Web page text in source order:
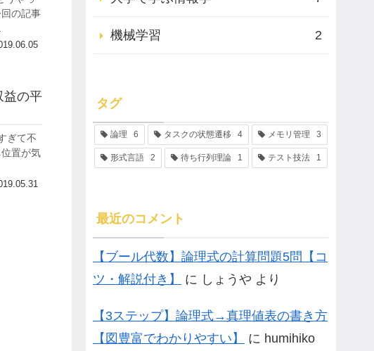
の記事
益の平
ぎて不
置が気
機械学習 2
タグ
論理 6 タスクの状態遷移 4 メモリ管理 3
形式言語 2 待ち行列理論 1 テスト技法 1
最近のコメント
【ブール代数】論理式の計算問題5問【コ
ツ・解説付き】
に しょうや より
【3ステップ】論理式→真理値表の書き方
【図豊富でわかりやすい】
に humihiko